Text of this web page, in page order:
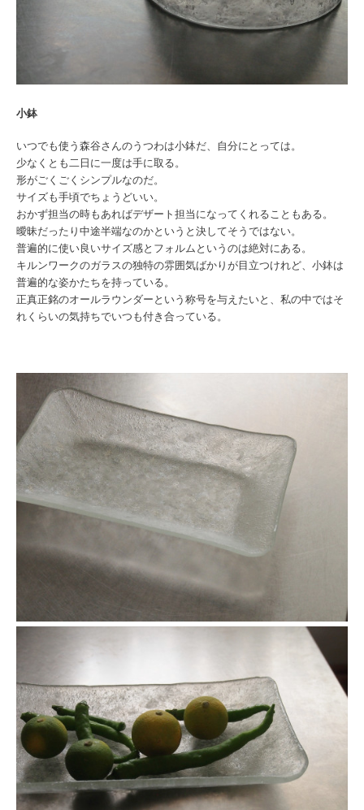
小鉢
いつでも使う森谷さんのうつわは小鉢だ、自分にとっては。
少なくとも二日に一度は手に取る。
形がごくごくシンプルなのだ。
サイズも手頃でちょうどいい。
おかず担当の時もあればデザート担当になってくれることもある。
曖昧だったり中途半端なのかというと決してそうではない。
普遍的に使い良いサイズ感とフォルムというのは絶対にある。
キルンワークのガラスの独特の雰囲気ばかりが目立つけれど、小鉢は
普遍的な姿かたちを持っている。
正真正銘のオールラウンダーという称号を与えたいと、私の中ではそ
れくらいの気持ちでいつも付き合っている。